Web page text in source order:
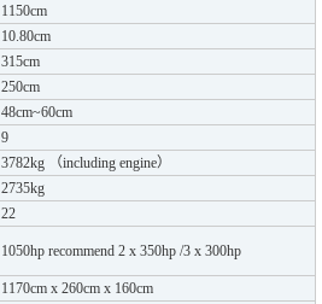
1150cm
10.80cm
315cm
250cm
48cm~60cm
9
3782kg （including engine）
2735kg
22
1050hp recommend 2 x 350hp /3 x 300hp
1170cm x 260cm x 160cm